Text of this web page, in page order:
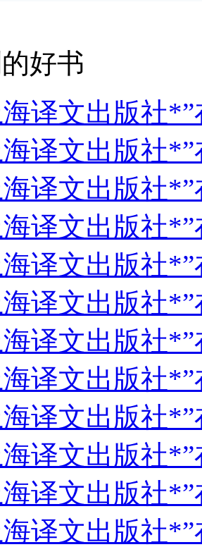
好书
译文出版社
译文出版社
译文出版社
译文出版社
译文出版社
译文出版社
译文出版社
译文出版社
译文出版社
译文出版社
译文出版社
译文出版社